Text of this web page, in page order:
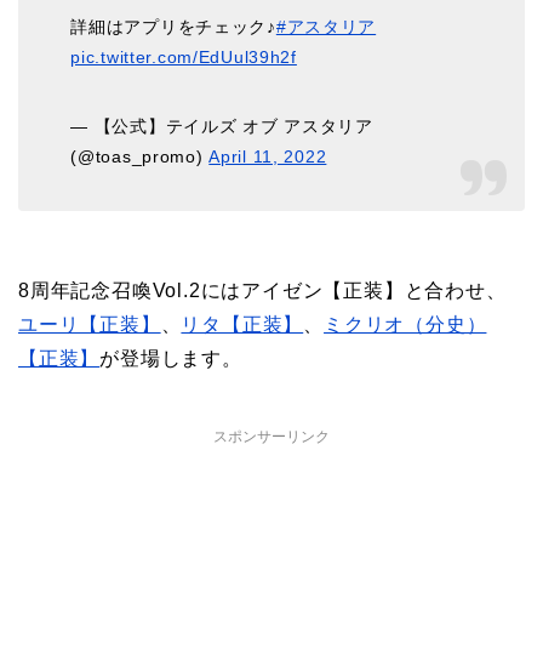
詳細はアプリをチェック♪#アスタリア
pic.twitter.com/EdUul39h2f
— 【公式】テイルズ オブ アスタリア
(@toas_promo)April 11, 2022
8周年記念召喚Vol.2にはアイゼン【正装】と合わせ、
ユーリ【正装】
リタ【正装】
ミクリオ（分史）
【正装】 が登場します。
スポンサーリンク